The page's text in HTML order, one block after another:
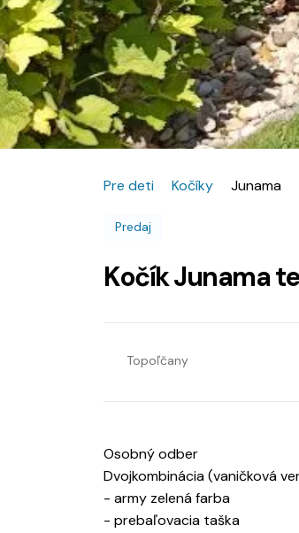
Pre deti Kočíky Junama
Predaj
Kočík Junama
Topoľčany
Osobný odber
Dvojkombinácia (vaničková
- army zelená farba
- prebaľovacia taška